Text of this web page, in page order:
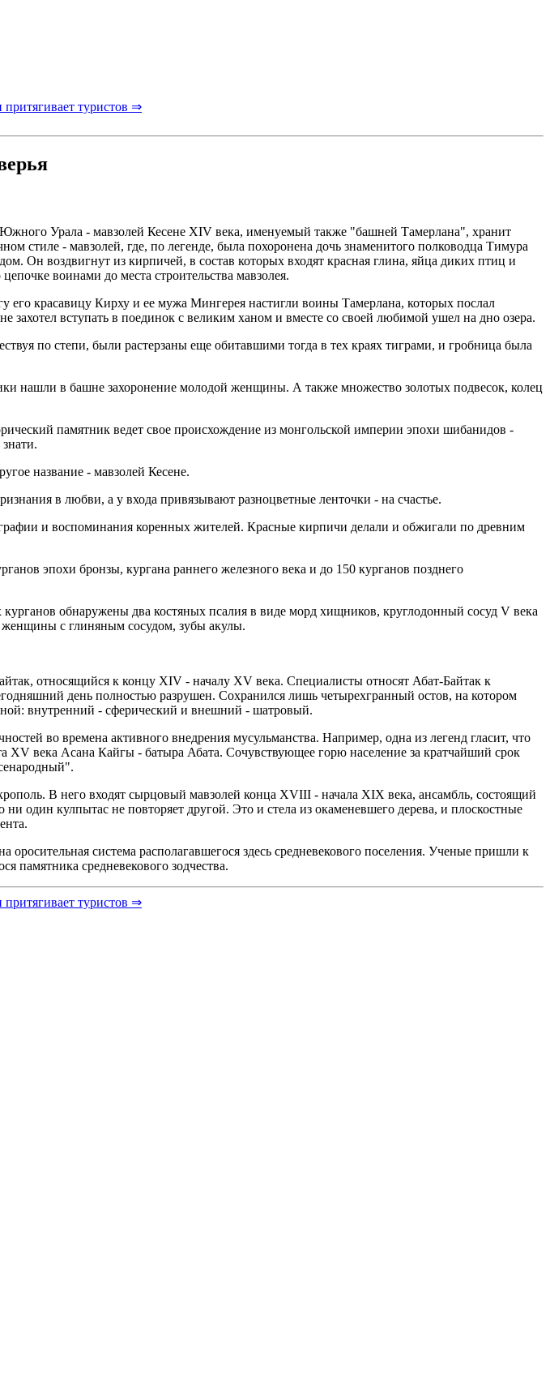
туристов ⇒
Урала - мавзолей Кесене XIV века, именуемый также "башней Тамерлана", хранит
стиле - мавзолей, где, по легенде, была похоронена дочь знаменитого полководца Тимура
Он воздвигнут из кирпичей, в состав которых входят красная глина, яйца диких птиц и
воинами до места строительства мавзолея.
его красавицу Кирху и ее мужа Мингерея настигли воины Тамерлана, которых послал
вступать в поединок с великим ханом и вместе со своей любимой ушел на дно озера.
по степи, были растерзаны еще обитавшими тогда в тех краях тиграми, и гробница была
нашли в башне захоронение молодой женщины. А также множество золотых подвесок, колец
памятник ведет свое происхождение из монгольской империи эпохи шибанидов -
название - мавзолей Кесене.
в любви, а у входа привязывают разноцветные ленточки - на счастье.
и воспоминания коренных жителей. Красные кирпичи делали и обжигали по древним
эпохи бронзы, кургана раннего железного века и до 150 курганов позднего
обнаружены два костяных псалия в виде морд хищников, круглодонный сосуд V века
женщины с глиняным сосудом, зубы акулы.
относящийся к концу ХIV - началу ХV века. Специалисты относят Абат-Байтак к
день полностью разрушен. Сохранился лишь четырехгранный остов, на котором
внутренний - сферический и внешний - шатровый.
во времена активного внедрения мусульманства. Например, одна из легенд гласит, что
XV века Асана Кайгы - батыра Абата. Сочувствующее горю население за кратчайший срок
В него входят сырцовый мавзолей конца ХVIII - начала XIX века, ансамбль, состоящий
один кулпытас не повторяет другой. Это и стела из окаменевшего дерева, и плоскостные
система располагавшегося здесь средневекового поселения. Ученые пришли к
памятника средневекового зодчества.
туристов ⇒